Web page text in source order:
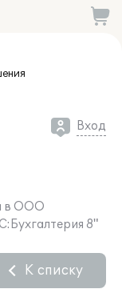
Вход
в ООО
8"
К списку